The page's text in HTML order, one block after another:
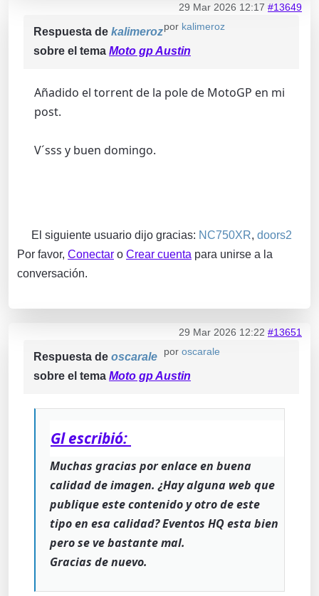
29 Mar 2026 12:17 #13649
por kalimeroz
Respuesta de kalimeroz
sobre el tema Moto gp Austin
Añadido el torrent de la pole de MotoGP en mi
post.
V´sss y buen domingo.
El siguiente usuario dijo gracias: NC750XR, doors2
Por favor, Conectar o Crear cuenta para unirse a la
conversación.
29 Mar 2026 12:22 #13651
por oscarale
Respuesta de oscarale
sobre el tema Moto gp Austin
Gl escribió:
Muchas gracias por enlace en buena
calidad de imagen. ¿Hay alguna web que
publique este contenido y otro de este
tipo en esa calidad? Eventos HQ esta bien
pero se ve bastante mal.
Gracias de nuevo.